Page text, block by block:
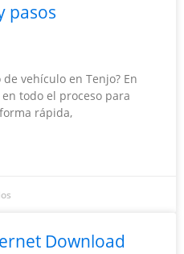
pasos
vehículo en Tenjo? En
en todo el proceso para
rápida,
Download